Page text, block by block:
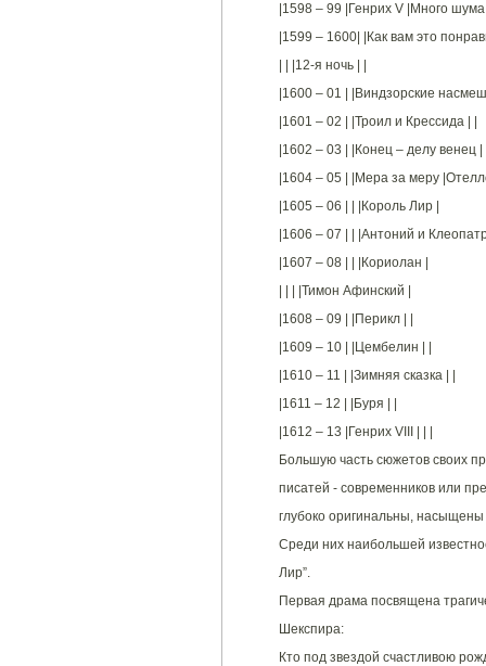
|1598 – 99 |Генрих V |Много шума
|1599 – 1600| |Как вам это
| | |12-я ночь | |
|1600 – 01 | |Виндзорские
|1601 – 02 | |Троил и Крессида | |
|1602 – 03 | |Конец – делу венец |
|1604 – 05 | |Мера за меру
|1605 – 06 | | |Король Лир |
|1606 – 07 | | |Антоний и
|1607 – 08 | | |Кориолан |
| | | |Тимон Афинский |
|1608 – 09 | |Перикл | |
|1609 – 10 | |Цембелин | |
|1610 – 11 | |Зимняя сказка | |
|1611 – 12 | |Буря | |
|1612 – 13 |Генрих VIII | | |
Большую часть сюжетов своих
писатей - современников или
глубоко оригинальны,
Среди них наибольшей
Лир”.
Первая драма посвящена
Шекспира:
Кто под звездой счастливою